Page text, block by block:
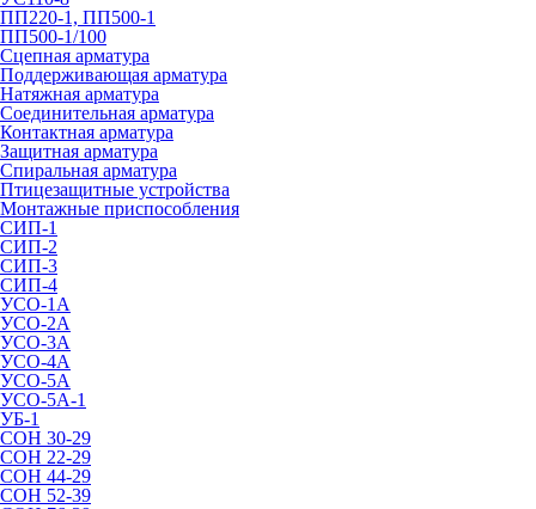
ПП220-1, ПП500-1
ПП500-1/100
Сцепная арматура
Поддерживающая арматура
Натяжная арматура
Соединительная арматура
Контактная арматура
Защитная арматура
Спиральная арматура
Птицезащитные устройства
Монтажные приспособления
СИП-1
СИП-2
СИП-3
СИП-4
УСО-1А
УСО-2А
УСО-3А
УСО-4А
УСО-5А
УСО-5А-1
УБ-1
СОН 30-29
СОН 22-29
СОН 44-29
СОН 52-39